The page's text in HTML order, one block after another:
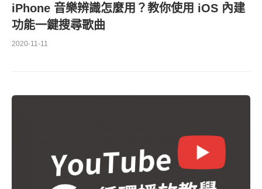
iPhone 音樂辨識怎麼用？教你使用 iOS 內建
功能一鍵搜尋歌曲
2020-11-11